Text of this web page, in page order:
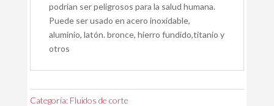
podrian ser peligrosos para la salud humana.
Puede ser usado en acero inoxidable,
aluminio, latón. bronce, hierro fundido,titanio y
otros
Categoría: Fluidos de corte